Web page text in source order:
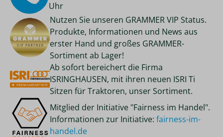
Uhr
Nutzen Sie unseren GRAMMER VIP Status.
Produkte, Informationen und News aus
erster Hand und großes GRAMMER-
Sortiment ab Lager!
Ab sofort bereichert die Firma
ISRINGHAUSEN, mit ihren neuen ISRI Ti
Sitzen für Traktoren, unser Sortiment.
Mitglied der Initiative "Fairness im Handel".
Informationen zur Initiative: fairness-im-
handel.de